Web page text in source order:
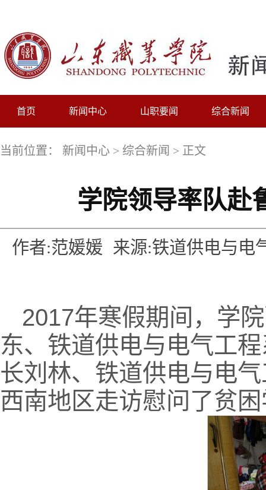
首页 新闻中心 山职要闻 综合新闻
当前位置： 新闻中心 > 综合新闻 > 正文
学院领导率队赴
作者:范媛媛 来源:铁道供电与电
2017年寒假期间，学
东、铁道供电与电气工
长刘林、铁道供电与电
西南地区走访慰问了贫